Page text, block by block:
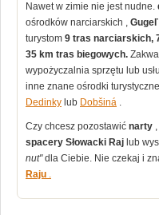
Nawet w zimie nie jest nudne.
ośrodków narciarskich , Gugeľ
turystom 9 tras narciarskich,
35 km tras biegowych.
wypożyczalnia sprzętu lub
inne znane ośrodki
Dedinky lub Dobšiná .
Czy chcesz pozostawić narty ,
spacery Słowacki Raj lub
nut"dla Ciebie. Nie czekaj i
Raju .